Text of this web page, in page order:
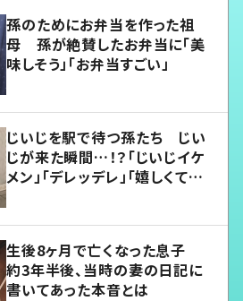
孫のためにお弁当を作った祖
母 孫が絶賛したお弁当に「美
味しそう」「お弁当すごい」
じいじを駅で待つ孫たち じい
じが来た瞬間…！？「じいじイケ
メン」「デレッデレ」「嬉しくて可
生後8ヶ月で亡くなった息子
約3年半後、当時の妻の日記に
書いてあった本音とは